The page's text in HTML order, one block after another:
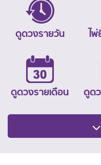
ดูดวงรายวัน ไ
ดูดวงรายเดือน
ดูด